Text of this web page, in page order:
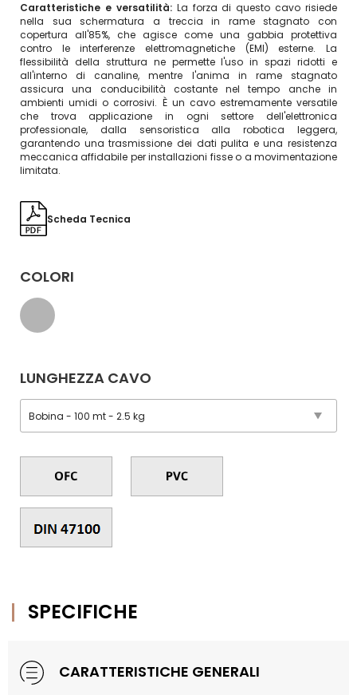
Caratteristiche e versatilità:La forza di questo cavo risiede
nella sua schermatura a treccia in rame stagnato con
copertura all'85%, che agisce come una gabbia protettiva
contro le interferenze elettromagnetiche (EMI) esterne. La
flessibilità della struttura ne permette l'uso in spazi ridotti e
all'interno di canaline, mentre l'anima in rame stagnato
assicura una conducibilità costante nel tempo anche in
ambienti umidi o corrosivi. È un cavo estremamente versatile
che trova applicazione in ogni settore dell'elettronica
professionale, dalla sensoristica alla robotica leggera,
garantendo una trasmissione dei dati pulita e una resistenza
meccanica affidabile per installazioni fisse o a movimentazione
limitata.
Scheda Tecnica
COLORI
LUNGHEZZA CAVO
SPECIFICHE
CARATTERISTICHE GENERALI